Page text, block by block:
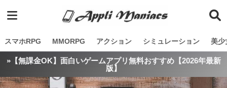
スマホRPG MMORPG アクション シミュレーション 美少
»【無課金OK】面白いゲームアプリ無料おすすめ【2026年最新
版】